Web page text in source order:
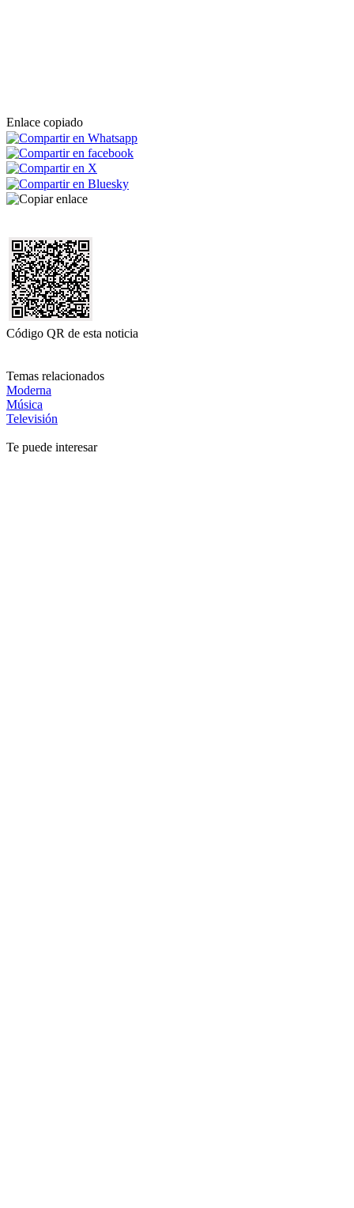
Enlace copiado
Código QR de esta noticia
Temas relacionados
Moderna
Música
Televisión
Te puede interesar